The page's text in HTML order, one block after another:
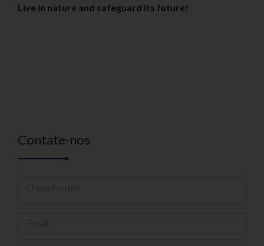
Live in nature and safeguard its future!
Contate-nos